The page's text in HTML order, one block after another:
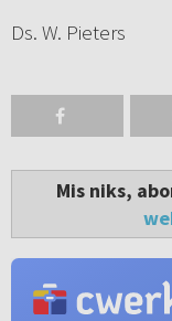
Ds. W. Pieters
Mis niks,